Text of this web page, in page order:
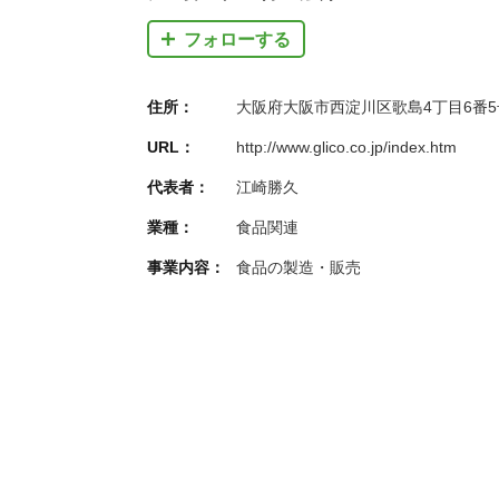
フォローする
住所： 大阪府大阪市西淀川区歌島4丁目6番
URL： http://www.glico.co.jp/index.htm
代表者： 江崎勝久
業種： 食品関連
事業内容： 食品の製造・販売